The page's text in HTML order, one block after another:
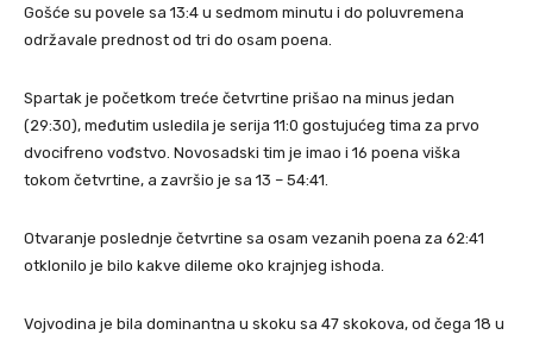
Gošće su povele sa 13:4 u sedmom minutu i do poluvremena
održavale prednost od tri do osam poena.
Spartak je početkom treće četvrtine prišao na minus jedan
(29:30), međutim usledila je serija 11:0 gostujućeg tima za prvo
dvocifreno vođstvo. Novosadski tim je imao i 16 poena viška
tokom četvrtine, a završio je sa 13 – 54:41.
Otvaranje poslednje četvrtine sa osam vezanih poena za 62:41
otklonilo je bilo kakve dileme oko krajnjeg ishoda.
Vojvodina je bila dominantna u skoku sa 47 skokova, od čega 18 u